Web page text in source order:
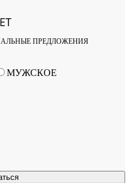
ПРЕДЛОЖЕНИЯ
МУЖСКОЕ